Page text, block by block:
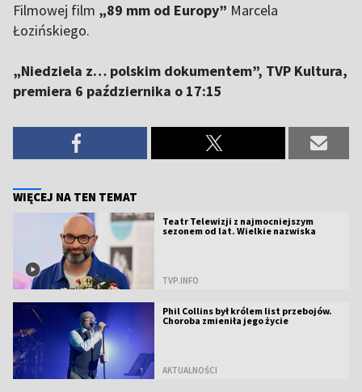
Filmowej film „89 mm od Europy” Marcela
Łozińskiego.
„Niedziela z… polskim dokumentem”, TVP Kultura,
premiera 6 października o 17:15
WIĘCEJ NA TEN TEMAT
Teatr Telewizji z najmocniejszym
sezonem od lat. Wielkie nazwiska
TVP.INFO
Phil Collins był królem list przebojów.
Choroba zmieniła jego życie
AKTUALNOŚCI